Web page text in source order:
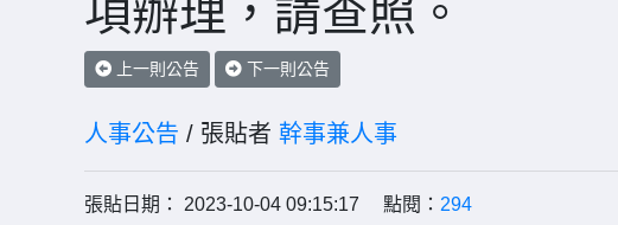
項辦理，請查照。
上一則公告 下一則公告
人事公告 / 張貼者 幹事兼人事
張貼日期： 2023-10-04 09:15:17 點閱： 294